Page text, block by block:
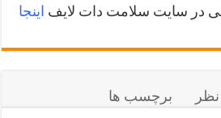
در سایت سلامت دات لایف اینجا
نظر
برچسب ها